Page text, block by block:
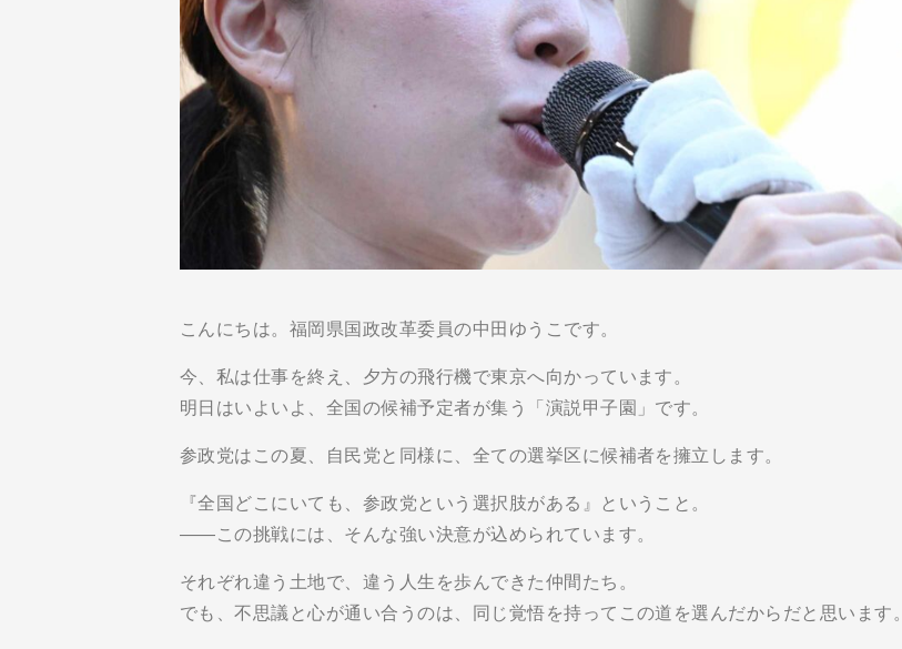
こんにちは。福岡県国政改革委員の中田ゆうこです。
今、私は仕事を終え、夕方の飛行機で東京へ向かっています。
明日はいよいよ、全国の候補予定者が集う「演説甲子園」です。
参政党はこの夏、自民党と同様に、全ての選挙区に候補者を擁立します。
『全国どこにいても、参政党という選択肢がある』ということ。
――この挑戦には、そんな強い決意が込められています。
それぞれ違う土地で、違う人生を歩んできた仲間たち。
でも、不思議と心が通い合うのは、同じ覚悟を持ってこの道を選んだからだと思います。